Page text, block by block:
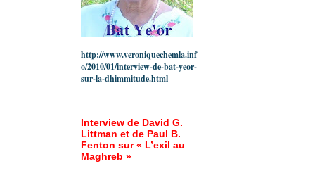
http://www.veroniquechemla.inf
o/2010/01/interview-de-bat-yeor-
sur-la-dhimmitude.html
Interview de David G.
Littman et de Paul B.
Fenton sur « L’exil au
Maghreb »